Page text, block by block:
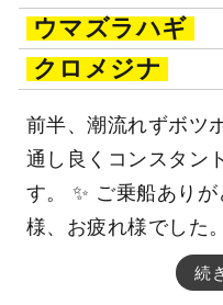
ウマズラハギ
クロメジナ
前半、潮流れずボツ
通し良くコンスタン
す。 ✨ ご乗船あり
様、お疲れ様でした。
続